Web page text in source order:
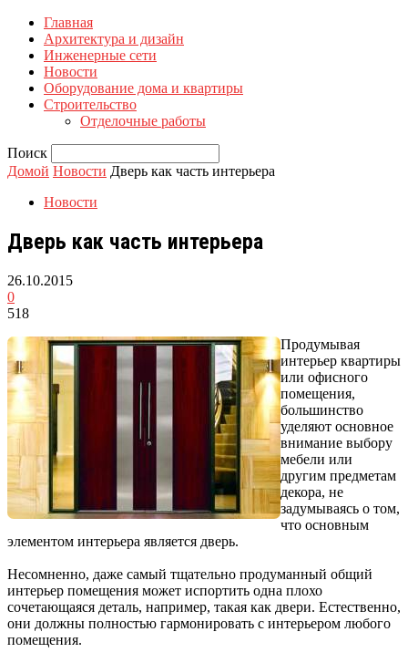
Главная
Архитектура и дизайн
Инженерные сети
Новости
Оборудование дома и квартиры
Строительство
Отделочные работы
Поиск
Домой Новости Дверь как часть интерьера
Новости
Дверь как часть интерьера
26.10.2015
0
518
Продумывая
интерьер квартиры
или офисного
помещения,
большинство
уделяют основное
внимание выбору
мебели или
другим предметам
декора, не
задумываясь о том,
что основным
элементом интерьера является дверь.
Несомненно, даже самый тщательно продуманный общий
интерьер помещения может испортить одна плохо
сочетающаяся деталь, например, такая как двери. Естественно,
они должны полностью гармонировать с интерьером любого
помещения.